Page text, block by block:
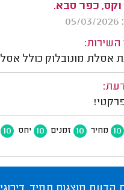
וקס, כפר סבא.
השירות:
אסלת מונובלוק כולל
10 מחיר 10 זמנים 10 יחס 10